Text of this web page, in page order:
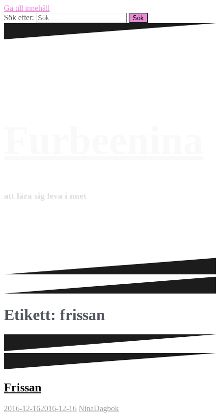
Gå till innehåll
Sök efter:
att lära sig leva i nuet
Etikett: frissan
Frissan
2016-12-162016-12-16 NinaDagbok